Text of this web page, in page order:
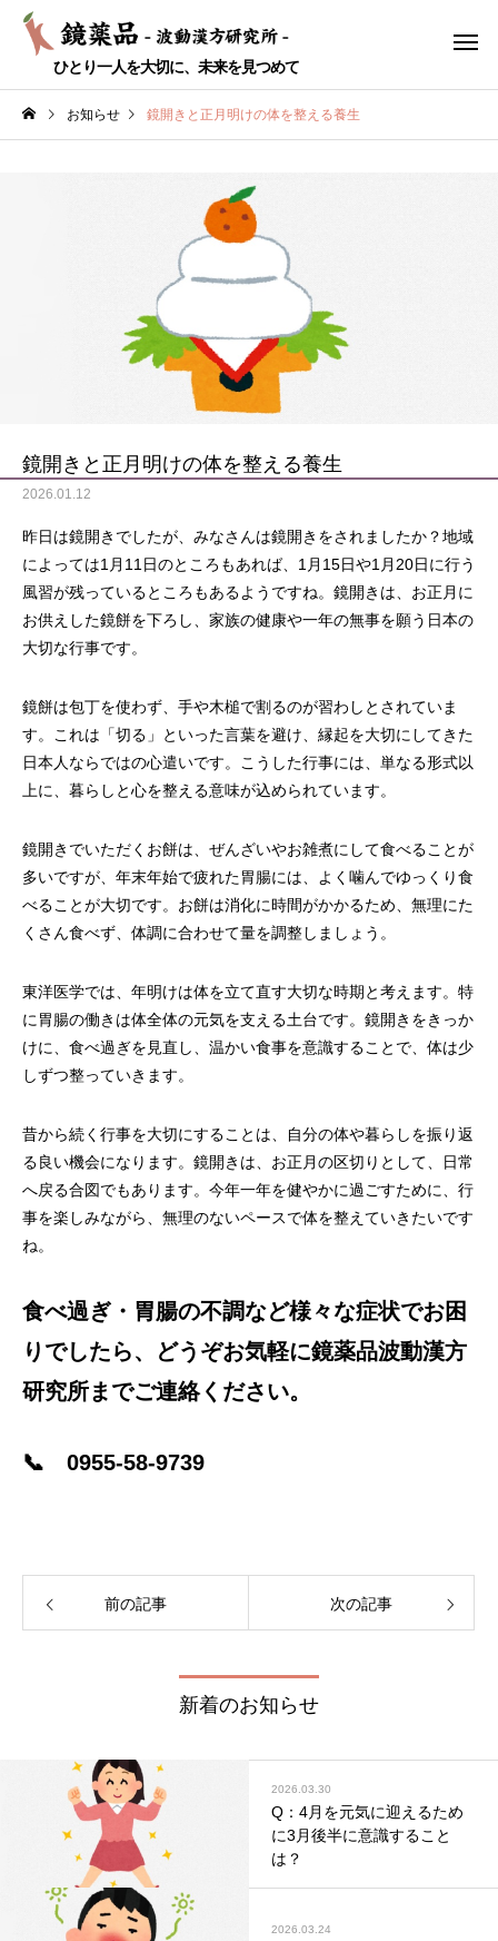
ひとり一人を大切に、未来を見つめて
耳鼻科疾患
婦人科
のどの痛み 50代 女性 痴呆症
お知らせ 鏡開きと正月明けの体を整える養生
鏡開きと正月明けの体を整える養生
2026.01.12
昨日は鏡開きでしたが、みなさんは鏡開きをされましたか？地域
によっては1月11日のところもあれば、1月15日や1月20日に行う
風習が残っているところもあるようですね。鏡開きは、お正月に
お供えした鏡餅を下ろし、家族の健康や一年の無事を願う日本の
大切な行事です。
鏡餅は包丁を使わず、手や木槌で割るのが習わしとされていま
す。これは「切る」といった言葉を避け、縁起を大切にしてきた
日本人ならではの心遣いです。こうした行事には、単なる形式以
上に、暮らしと心を整える意味が込められています。
鏡開きでいただくお餅は、ぜんざいやお雑煮にして食べることが
多いですが、年末年始で疲れた胃腸には、よく噛んでゆっくり食
べることが大切です。お餅は消化に時間がかかるため、無理にた
くさん食べず、体調に合わせて量を調整しましょう。
東洋医学では、年明けは体を立て直す大切な時期と考えます。特
に胃腸の働きは体全体の元気を支える土台です。鏡開きをきっか
けに、食べ過ぎを見直し、温かい食事を意識することで、体は少
しずつ整っていきます。
昔から続く行事を大切にすることは、自分の体や暮らしを振り返
る良い機会になります。鏡開きは、お正月の区切りとして、日常
へ戻る合図でもあります。今年一年を健やかに過ごすために、行
事を楽しみながら、無理のないペースで体を整えていきたいです
ね。
食べ過ぎ・胃腸の不調など様々な症状でお困
りでしたら、
どうぞお気軽に鏡薬品波動漢方
研究所までご連絡ください。
📞 0955-58-9739
前の記事 次の記事
新着のお知らせ
2026.03.30
Q：4月を元気に迎えるため
に3月後半に意識すること
は？
2026.03.24